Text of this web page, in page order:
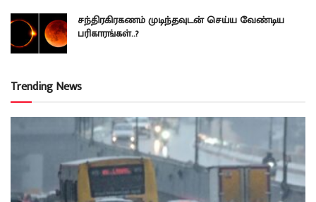
சந்திரகிரகணம் முடிந்தவுடன் செய்ய வேண்டிய
பரிகாரங்கள்..?
Trending News